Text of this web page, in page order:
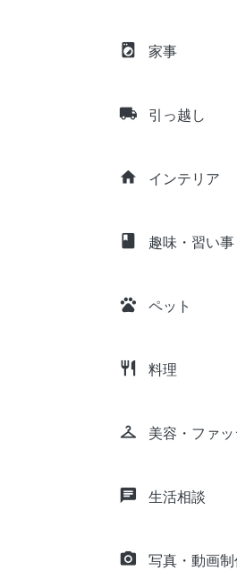
local_laundry_service 家事
local_shipping 引っ越し
home インテリア
class 趣味・習い事
pets ペット
restaurant 料理
checkroom 美容・ファ
chat 生活相談
camera_alt 写真・動画制